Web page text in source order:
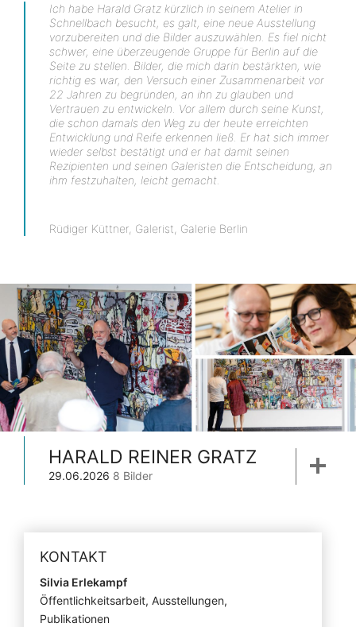
Ich habe Harald Gratz kürzlich in seinem Atelier in
Schnellbach besucht, es galt, eine neue Ausstellung
vorzubereiten und die Bilder auszuwählen. Es fiel nicht
schwer, eine überzeugende Gruppe für Berlin auf die
Seite zu stellen. Bilder, die mich darin bestärkten, wie
richtig es war, den Versuch einer Zusammenarbeit vor
22 Jahren zu begründen, an ihn zu glauben und
Vertrauen zu entwickeln. Vor allem durch seine Kunst,
die schon damals den Weg zu der heute erreichten
Entwicklung und Reife erkennen ließ. Er hat sich immer
wieder selbst bestätigt und er hat damit seinen
Rezipienten und seinen Galeristen die Entscheidung, an
ihm festzuhalten, leicht gemacht.
Rüdiger Küttner, Galerist, Galerie Berlin
HARALD REINER GRATZ
29.06.2026 8 Bilder
KONTAKT
Silvia Erlekampf
Öffentlichkeitsarbeit, Ausstellungen,
Publikationen